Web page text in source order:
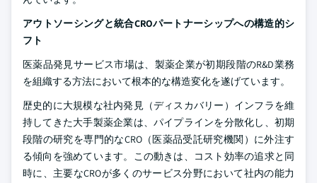
アウトソーシングと統合CROパートナーシップへの構造的シ
フト
医薬品発見サービス市場は、製薬企業が初期段階のR&D業務
を組織する方法において根本的な構造変化を遂げています。
歴史的に大規模な社内発見（ディスカバリー）インフラを維
持してきた大手製薬企業は、パイプラインを分散化し、初期
段階の研究を専門的なCRO（医薬品受託研究機関）に外注す
る傾向を強めています。この動きは、コスト効率の追求と同
時に、主要なCROが多くのサービス分野において社内の能力